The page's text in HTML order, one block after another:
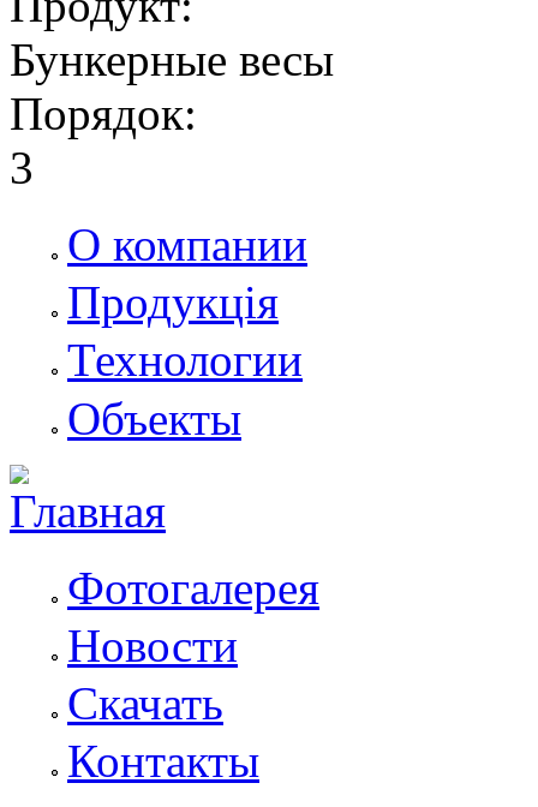
Бункерные весы
Порядок:
3
О компании
Продукція
Технологии
Объекты
Фотогалерея
Новости
Скачать
Контакты